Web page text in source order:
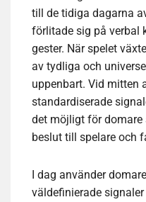
till de tidiga dagarna
förlitade sig på verbal
gester. När spelet
av tydliga och
uppenbart. Vid mitten
standardiserade
det möjligt för
beslut till spelare och
I dag använder
väldefinierade